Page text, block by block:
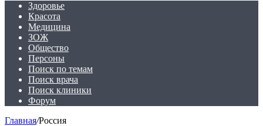
Здоровье
Красота
Медицина
ЗОЖ
Общество
Персоны
Поиск по темам
Поиск врача
Поиск клиники
Форум
Главная/Россия